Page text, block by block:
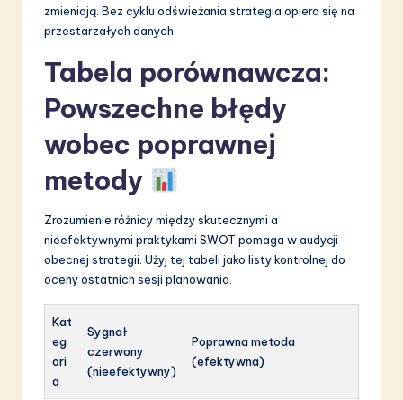
zmieniają. Bez cyklu odświeżania strategia opiera się na
przestarzałych danych.
Tabela porównawcza:
Powszechne błędy
wobec poprawnej
metody
Zrozumienie różnicy między skutecznymi a
nieefektywnymi praktykami SWOT pomaga w audycji
obecnej strategii. Użyj tej tabeli jako listy kontrolnej do
oceny ostatnich sesji planowania.
Kat
eg
ori
a
Sygnał
czerwony
(nieefektywny)
Poprawna metoda
(efektywna)